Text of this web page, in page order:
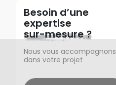
Besoin d’une
expertise
sur-mesure ?
Nous vous accompagnons
dans votre projet